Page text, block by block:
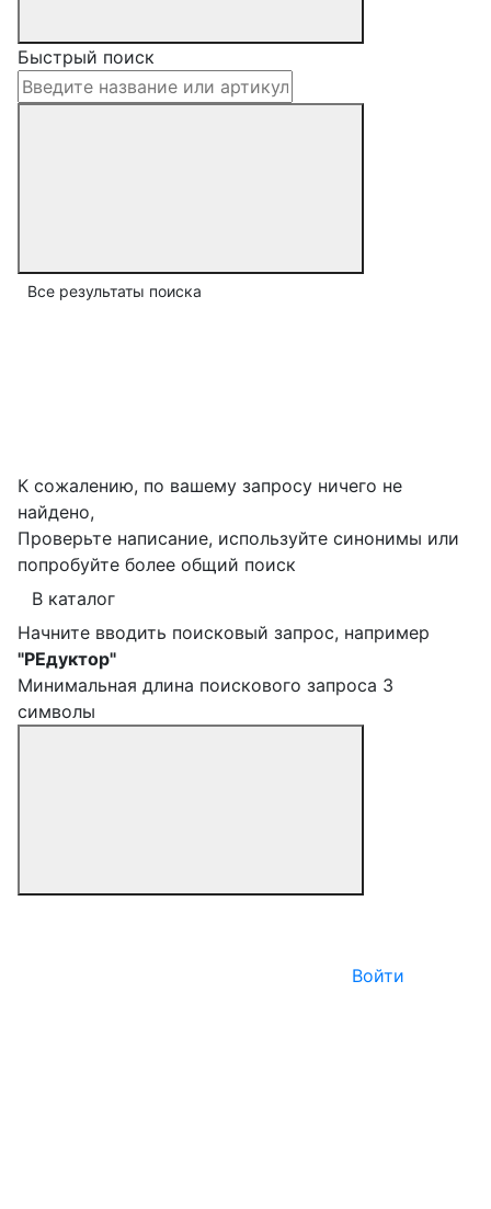
Быстрый поиск
Все результаты поиска
К сожалению, по вашему запросу ничего не
найдено,
Проверьте написание, используйте синонимы или
попробуйте более общий поиск
В каталог
Начните вводить поисковый запрос, например
"РЕдуктор"
Минимальная длина поискового запроса 3
символы
Войти